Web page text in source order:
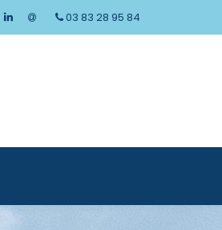
03 83 28 95 84